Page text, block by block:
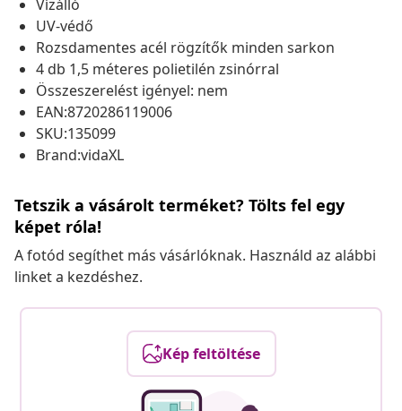
Vízálló
UV-védő
Rozsdamentes acél rögzítők minden sarkon
4 db 1,5 méteres polietilén zsinórral
Összeszerelést igényel: nem
EAN:8720286119006
SKU:135099
Brand:vidaXL
Tetszik a vásárolt terméket? Tölts fel egy
képet róla!
A fotód segíthet más vásárlóknak. Használd az alábbi
linket a kezdéshez.
Kép feltöltése